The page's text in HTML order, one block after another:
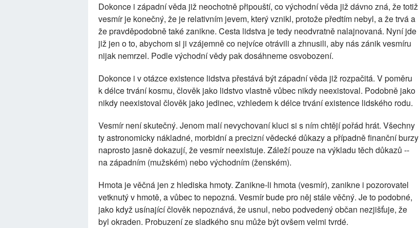
Dokonce i západní věda již neochotně připouští, co východní věda již dávno zná, že totiž
vesmír je konečný, že je relativním jevem, který vznikl, protože předtím nebyl, a že trvá a
že pravděpodobně také zanikne. Cesta lidstva je tedy neodvratně nalajnovaná. Nyní jde
již jen o to, abychom si ji vzájemně co nejvíce otrávili a zhnusili, aby nás zánik vesmíru
nijak nemrzel. Podle východní vědy pak dosáhneme osvobození.
Dokonce i v otázce existence lidstva přestává být západní věda již rozpačitá. V poměru
k délce trvání kosmu, člověk jako lidstvo vlastně vůbec nikdy neexistoval. Podobně jako
nikdy neexistoval člověk jako jedinec, vzhledem k délce trvání existence lidského rodu.
Vesmír není skutečný. Jenom malí nevychovaní kluci si s ním chtějí pořád hrát. Všechny
ty astronomicky nákladné, morbidní a precizní vědecké důkazy a případně finanční burzy
naprosto jasně dokazují, že vesmír neexistuje. Záleží pouze na výkladu těch důkazů --
na západním (mužském) nebo východním (ženském).
Hmota je věčná jen z hlediska hmoty. Zanikne-li hmota (vesmír), zanikne i pozorovatel
vetknutý v hmotě, a vůbec to nepozná. Vesmír bude pro něj stále věčný. Je to podobné,
jako když usínající člověk nepoznává, že usnul, nebo podvedený občan nezjišťuje, že
byl okraden. Probuzení ze sladkého snu může být ovšem velmi tvrdé.